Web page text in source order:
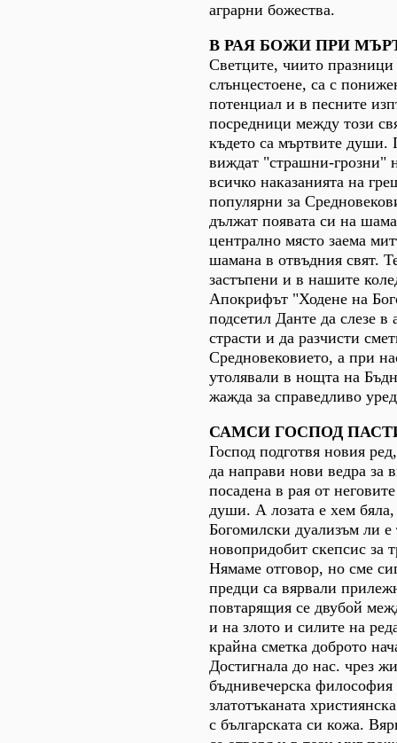
аграрни божества.
В РАЯ БОЖИ ПРИ
Светците, чиито празници
слънцестоене, са с
потенциал и в песните
посредници между този
където са мъртвите души.
виждат "страшни-грозни"
всичко наказанията на
популярни за
дължат появата си на
централно място заема
шамана в отвъдния свят.
застъпени и в нашите
Апокрифът "Ходене на
подсетил Данте да слезе в
страсти и да разчисти
Средновековието, а при
утолявали в нощта на
жажда за справедливо
САМСИ ГОСПОД
Господ подготвя новия
да направи нови ведра за
посадена в рая от
души. А лозата е хем
Богомилски дуализъм ли е
новопридобит скепсис за
Нямаме отговор, но сме
предци са вярвали
повтарящия се двубой
и на злото и силите на
крайна сметка доброто
Достигнала до нас. чрез
бъднивечерска философия
златотъканата
с българската си кожа.